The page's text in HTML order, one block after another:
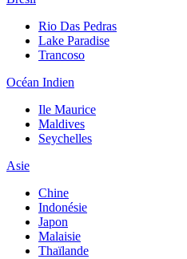
Rio Das Pedras
Lake Paradise
Trancoso
Océan Indien
Ile Maurice
Maldives
Seychelles
Asie
Chine
Indonésie
Japon
Malaisie
Thaïlande